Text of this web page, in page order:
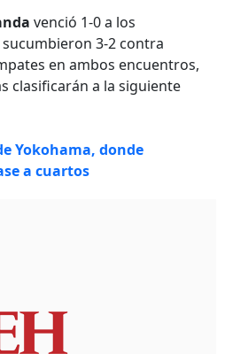
venció 1-0 a los
3-2 contra
en ambos encuentros,
clasificarán a la siguiente
Yokohama, donde
a cuartos